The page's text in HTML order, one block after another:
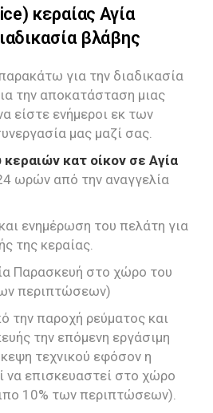
κεραίας Αγία
βλάβης
για την διαδικασία
την αποκατάσταση μιας
είστε ενήμεροι εκ των
μας μαζί σας.
κεραιών κατ οίκον σε Αγία
ωρών από την αναγγελία
ενημέρωση του πελάτη για
της κεραίας.
Παρασκευή στο χώρο του
περιπτώσεων)
την παροχή ρεύματος και
την επόμενη εργάσιμη
τεχνικού εφόσον η
να επισκευαστεί στο χώρο
10% των περιπτώσεων).